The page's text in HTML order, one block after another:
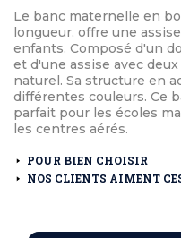
Le banc maternelle en
longueur, offre une
enfants. Composé d'un
et d'une assise avec
naturel. Sa structure en
différentes couleurs. Ce
parfait pour les écoles
les centres aérés.
POUR BIEN CHOISIR
NOS CLIENTS AIMENT